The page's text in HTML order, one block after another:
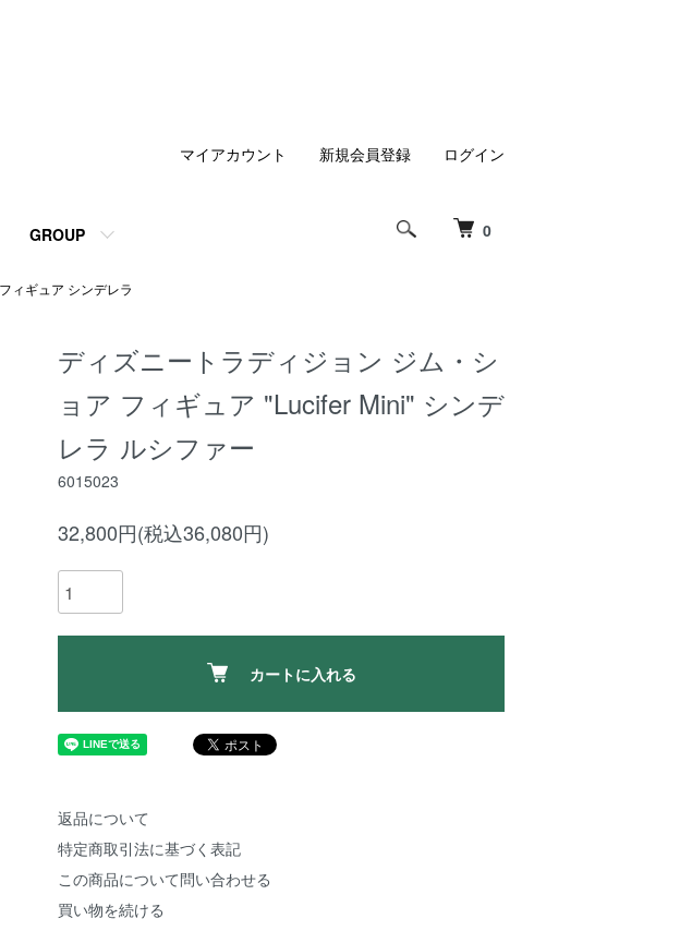
0
GROUP
マイアカウント 新規会員登録 ログイン
ィギュア シンデレラ
ディズニートラディジョン ジム・シ
ョア フィギュア "Lucifer Mini" シンデ
レラ ルシファー
6015023
32,800円(税込36,080円)
カートに入れる
返品について
特定商取引法に基づく表記
この商品について問い合わせる
買い物を続ける